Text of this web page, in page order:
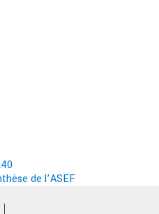
de l’ASEF